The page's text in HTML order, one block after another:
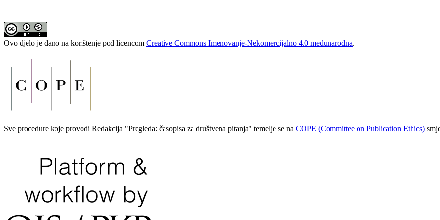
Ovo djelo je dano na korištenje pod licencom Creative Commons Imenovanje-Nekomercijalno 4.0 međunarodna.
Sve procedure koje provodi Redakcija "Pregleda: časopisa za društvena pitanja" temelje se na COPE (Committee on Publication Ethics)